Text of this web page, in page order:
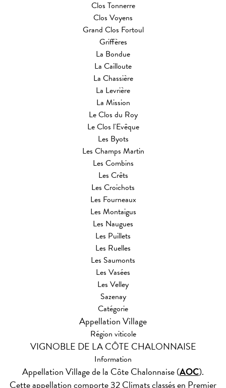
Clos Tonnerre
Clos Voyens
Grand Clos Fortoul
Griffères
La Bondue
La Cailloute
La Chassière
La Levrière
La Mission
Le Clos du Roy
Le Clos l'Evêque
Les Byots
Les Champs Martin
Les Combins
Les Crêts
Les Croichots
Les Fourneaux
Les Montaigus
Les Naugues
Les Puillets
Les Ruelles
Les Saumonts
Les Vasées
Les Velley
Sazenay
Catégorie
Appellation Village
Région viticole
VIGNOBLE DE LA CÔTE CHALONNAISE
Information
Appellation Village de la Côte Chalonnaise (AOC).
Cette appellation comporte 32 Climats classés en Premier